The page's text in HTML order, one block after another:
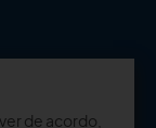
de acordo,